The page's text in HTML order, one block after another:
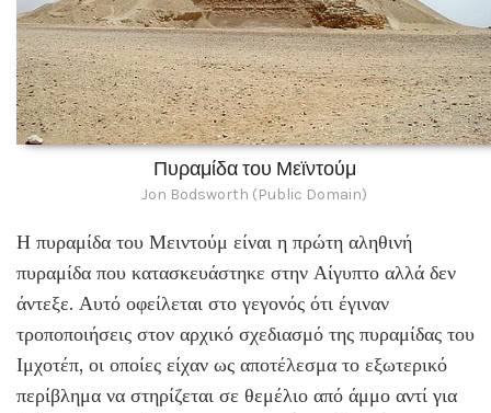
Πυραμίδα του Μεϊντούμ
Jon Bodsworth (Public Domain)
Η πυραμίδα του Μειντούμ είναι η πρώτη αληθινή
πυραμίδα που κατασκευάστηκε στην Αίγυπτο αλλά δεν
άντεξε. Αυτό οφείλεται στο γεγονός ότι έγιναν
τροποποιήσεις στον αρχικό σχεδιασμό της πυραμίδας του
Ιμχοτέπ, οι οποίες είχαν ως αποτέλεσμα το εξωτερικό
περίβλημα να στηρίζεται σε θεμέλιο από άμμο αντί για